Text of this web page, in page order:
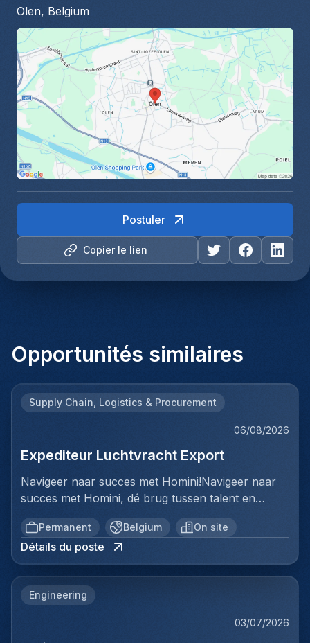
Olen, Belgium
Copier le lien
Postuler
Opportunités similaires
Supply Chain, Logistics & Procurement
06/08/2026
Expediteur Luchtvracht Export
Navigeer naar succes met Homini!Navigeer naar
succes met Homini, dé brug tussen talent en
uitmuntende opportuniteiten binnen de
arbeidsmarkt. Als voorloper in wervingsdiensten,
matchen we toptalent met topbedrijven in diverse
sectoren. Met onze expertise en toewijding streven
plaatsingen. Bij Homini staat elk individu centraal;
ons team Logistiek & Distributie zoeken we een
Permanent Belgium On site
Détails du poste
Engineering
03/07/2026